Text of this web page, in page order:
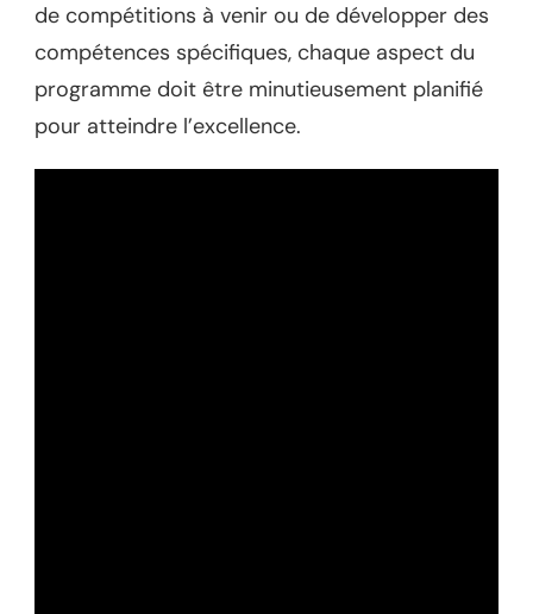
de compétitions à venir ou de développer des
compétences spécifiques, chaque aspect du
programme doit être minutieusement planifié
pour atteindre l’excellence.